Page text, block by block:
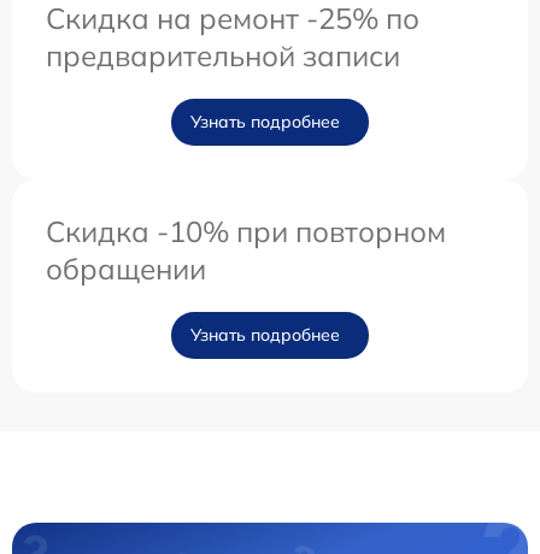
Скидка на ремонт -25% по
предварительной записи
Узнать подробнее
Скидка -10% при повторном
обращении
Узнать подробнее